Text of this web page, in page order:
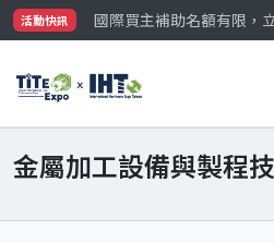
活動快訊
參觀門票開放申請中‼️
最大規模台灣五金展TiTE
金屬加工設備與製程